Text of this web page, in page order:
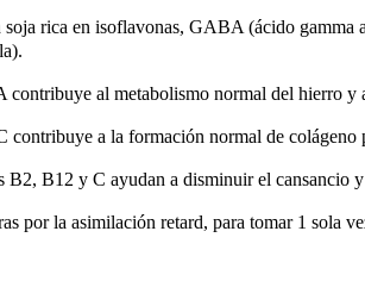
soja rica en isoflavonas, GABA (ácido
contribuye al metabolismo normal del hierro y
contribuye a la formación normal de
B2, B12 y C ayudan a disminuir el cansancio
por la asimilación retard, para tomar 1 sola